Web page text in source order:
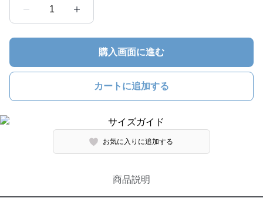
1
購入画面に進む
カートに追加する
お気に入りに追加する
商品説明